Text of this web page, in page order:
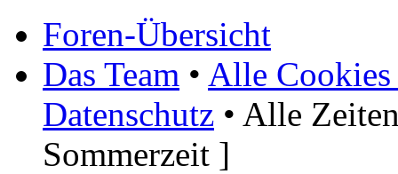
Foren-Übersicht
Das Team • Alle Cookies
Datenschutz • Alle
Sommerzeit ]